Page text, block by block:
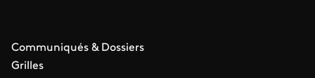
Communiqués & Dossiers
Grilles